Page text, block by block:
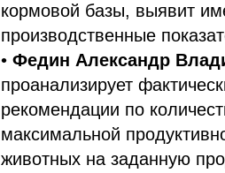
кормовой базы, выявит
производственные
• Федин Александр
проанализирует
рекомендации по
максимальной
животных на заданную